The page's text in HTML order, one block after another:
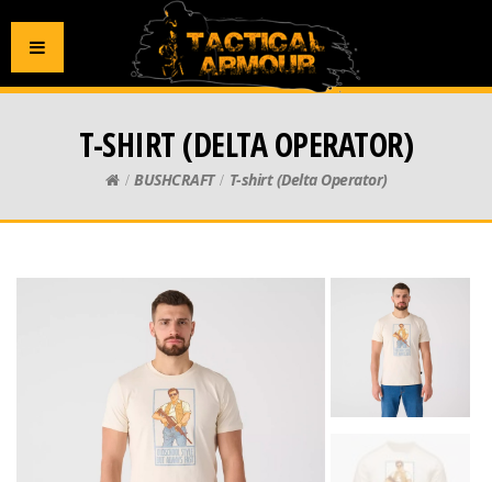
T-SHIRT (DELTA OPERATOR)
BUSHCRAFT T-shirt (Delta Operator)